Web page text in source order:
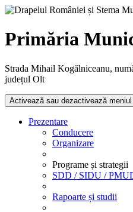
Primăria
Strada Mihail Kogălniceanu,
județul Olt
Activează sau dezactivează meniul
Prezentare
Conducere
Organizare
Programe și strategii
SDD / SIDU /
Rapoarte și studii